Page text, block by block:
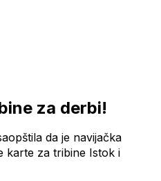
za derbi!
da je navijačka
karte za tribine Istok i